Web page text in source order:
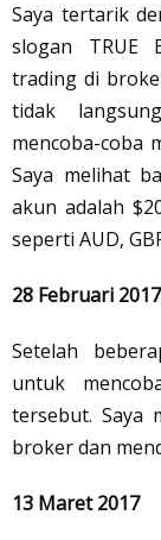
Saya tertarik
slogan TRUE
trading di
tidak
mencoba-coba
Saya melihat
akun adalah
seperti AUD,
28 Februari 2017
Setelah
untuk
tersebut. Saya
broker dan
13 Maret 2017